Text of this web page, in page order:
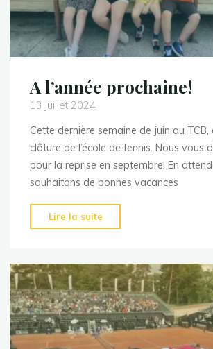
A l’année prochaine!
13 juillet 2024
Cette dernière semaine de juin au TCB,
clôture de l’école de tennis. Nous vous
pour la reprise en septembre! En
souhaitons de bonnes vacances
Lire la suite
l’année